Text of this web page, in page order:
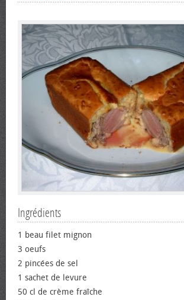
Ingrédients
1 beau filet mignon
3 œufs
2 pincées de sel
1 sachet de levure
50 cl de crème fraîche